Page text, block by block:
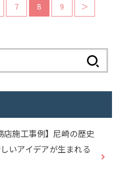
7 8 9 ＞
索
店施工事例】尼崎の歴史
いアイデアが生まれる